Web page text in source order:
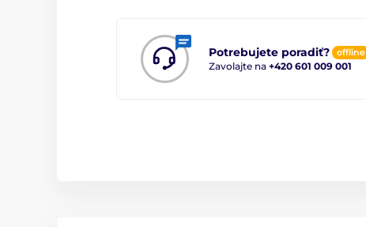
Potrebujete poradiť? offline
Zavolajte na +420 601 009 001